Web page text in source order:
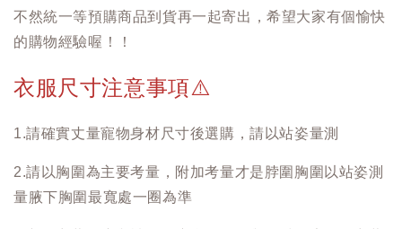
不然統一等預購商品到貨再一起寄出，希望大家有個愉快
的購物經驗喔！！
衣服尺寸注意事項⚠️
1.請確實丈量寵物身材尺寸後選購，請以站姿量測
2.請以胸圍為主要考量，附加考量才是脖圍胸圍以站姿測
量腋下胸圍最寬處一圈為準